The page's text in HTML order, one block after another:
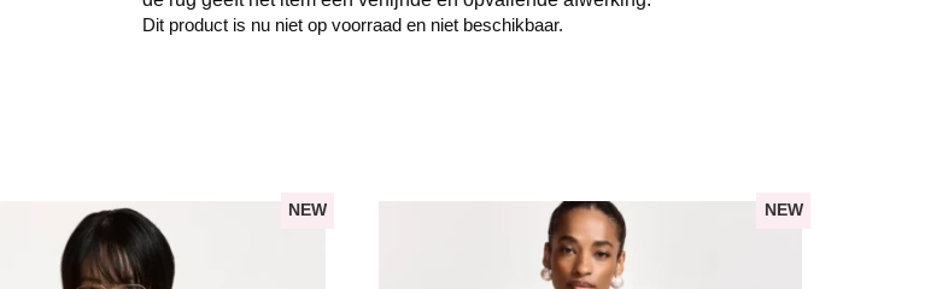
Dit product is nu niet op voorraad en niet beschikbaar.
NEW NEW